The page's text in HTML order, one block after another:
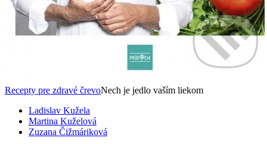
Recepty pre zdravé črevoNech je jedlo vaším liekom
Ladislav Kužela
Martina Kuželová
Zuzana Čižmáriková